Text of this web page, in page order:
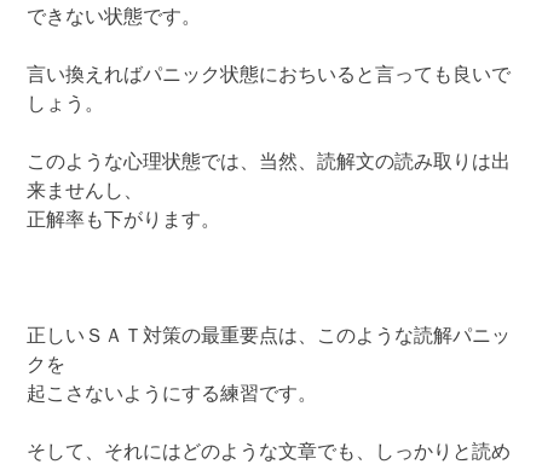
できない状態です。
言い換えればパニック状態におちいると言っても良いで
しょう。
このような心理状態では、当然、読解文の読み取りは出
来ませんし、
正解率も下がります。
正しいＳＡＴ対策の最重要点は、このような読解パニッ
クを
起こさないようにする練習です。
そして、それにはどのような文章でも、しっかりと読め